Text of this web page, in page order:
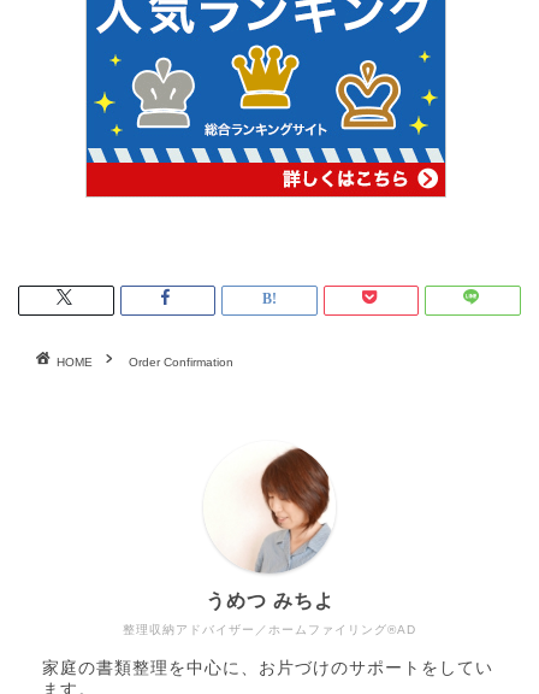
HOME Order Confirmation
整理収納アドバイザー／ホームファイリング®AD
うめつ みちよ
家庭の書類整理を中心に、お片づけのサポートをしてい
ます。